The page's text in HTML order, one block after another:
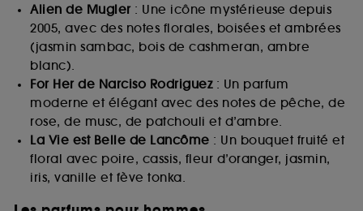
Alien de Mugler: Une icône mystérieuse depuis
2005, avec des notes florales, boisées et ambrées
(jasmin sambac, bois de cashmeran, ambre
blanc).
For Her de Narciso Rodriguez: Un parfum
moderne et élégant avec des notes de pêche, de
rose, de musc, de patchouli et d’ambre.
La Vie est Belle de Lancôme : Un bouquet fruité et
floral avec poire, cassis, fleur d’oranger, jasmin,
iris, vanille et fève tonka.